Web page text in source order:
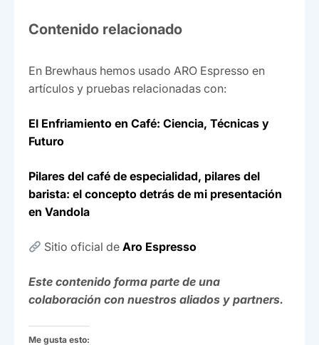
Contenido relacionado
En Brewhaus hemos usado ARO Espresso en
artículos y pruebas relacionadas con:
El Enfriamiento en Café: Ciencia, Técnicas y
Futuro
Pilares del café de especialidad, pilares del
barista: el concepto detrás de mi presentación
en Vandola
Sitio oficial deAro Espresso
Este contenido forma parte de una
colaboración con nuestros aliados y partners.
Me gusta esto: